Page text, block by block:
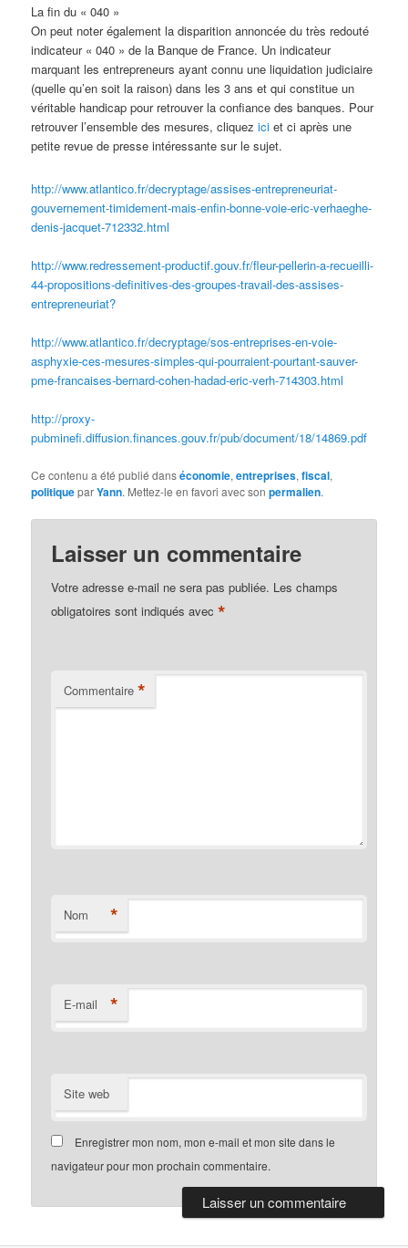
La fin du « 040 »
On peut noter également la disparition annoncée du très redouté
indicateur « 040 » de la Banque de France. Un indicateur
marquant les entrepreneurs ayant connu une liquidation judiciaire
(quelle qu’en soit la raison) dans les 3 ans et qui constitue un
véritable handicap pour retrouver la confiance des banques. Pour
retrouver l’ensemble des mesures, cliquezici et ci après une
petite revue de presse intéressante sur le sujet.
http://www.atlantico.fr/decryptage/assises-entrepreneuriat-
gouvernement-timidement-mais-enfin-bonne-voie-eric-verhaeghe-
denis-jacquet-712332.html
http://www.redressement-productif.gouv.fr/fleur-pellerin-a-recueilli-
44-propositions-definitives-des-groupes-travail-des-assises-
entrepreneuriat?
http://www.atlantico.fr/decryptage/sos-entreprises-en-voie-
asphyxie-ces-mesures-simples-qui-pourraient-pourtant-sauver-
pme-francaises-bernard-cohen-hadad-eric-verh-714303.html
http://proxy-
pubminefi.diffusion.finances.gouv.fr/pub/document/18/14869.pdf
Ce contenu a été publié danséconomie,entreprises,fiscal,
politiqueparYann. Mettez-le en favori avec sonpermalien.
Laisser un commentaire
Votre adresse e-mail ne sera pas publiée. Les champs
obligatoires sont indiqués avec*
Commentaire *
Nom *
E-mail *
Site web
Enregistrer mon nom, mon e-mail et mon site dans le
navigateur pour mon prochain commentaire.